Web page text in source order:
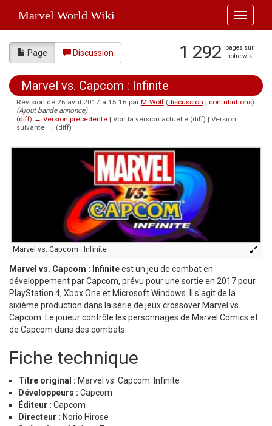
Toggle
Marvel World Wiki
Page Discussion 1 292
pages sur
notre wiki
Marvel vs. Capcom : Infinite
Révision de 26 avril 2017 à 15:16 par MrWolf (discussion | contributions)
(Ajout bande annonce)
(diff) ← Version précédente| Voir la version actuelle (diff) | Version
suivante → (diff)
Marvel vs. Capcom : Infinite
Marvel vs. Capcom : Infiniteest un jeu de combat en
développement par Capcom, prévu pour une sortie en 2017 pour
PlayStation 4, Xbox One et Microsoft Windows. Il s'agit de la
sixième production dans la série de jeux crossover Marvel vs
Capcom. Le joueur contrôle les personnages de Marvel Comics et
de Capcom dans des combats.
Fiche technique
Titre original : Marvel vs. Capcom: Infinite
Développeurs : Capcom
Éditeur : Capcom
Directeur : Norio Hirose